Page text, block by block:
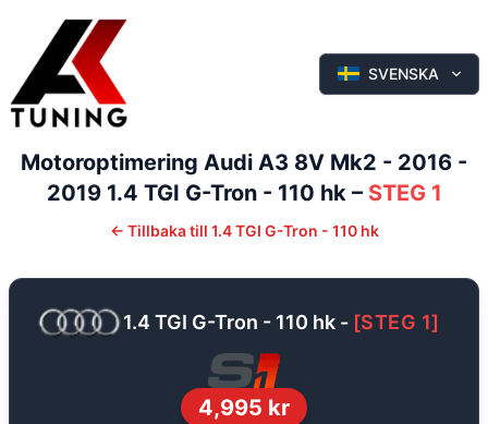
SVENSKA
Motoroptimering Audi A3 8V Mk2 - 2016 -
2019 1.4 TGI G-Tron - 110 hk– STEG 1
← Tillbaka till 1.4 TGI G-Tron - 110 hk
1.4 TGI G-Tron - 110 hk - [STEG 1]
4,995 kr